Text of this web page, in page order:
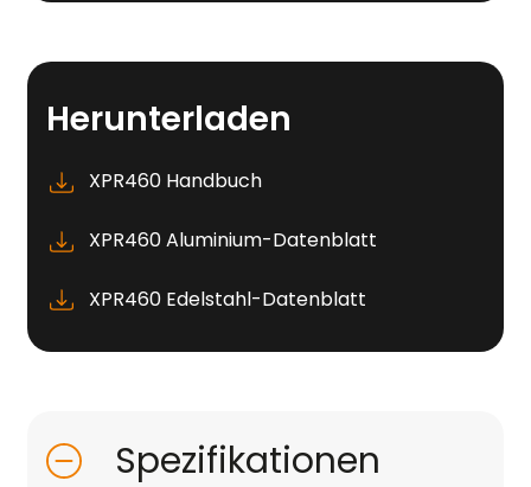
Herunterladen
XPR460 Handbuch
XPR460 Aluminium-Datenblatt
XPR460 Edelstahl-Datenblatt
Spezifikationen